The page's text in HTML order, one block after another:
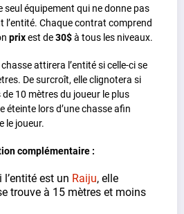
seul équipement qui ne donne pas
l’entité. Chaque contrat comprend
prixest de30$à tous les niveaux.
attirera l’entité si celle-ci se
De surcroît, elle clignotera si
de 10 mètres du joueur le plus
éteinte lors d’une chasse afin
le joueur.
complémentaire :
l’entité est un Raiju, elle
trouve à 15 mètres et moins